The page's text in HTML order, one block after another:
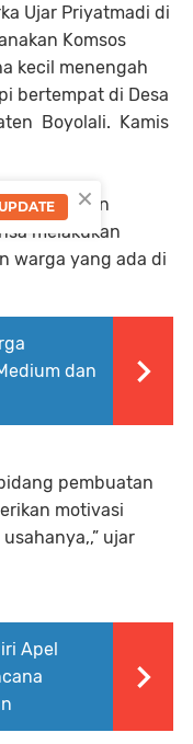
Ujar Priyatmadi di
Komsos
kecil menengah
bertempat di Desa
Boyolali. Kamis
merupakan
melakukan
warga yang ada di
dan
pembuatan
motivasi
ujar
Apel
×
UPDATE